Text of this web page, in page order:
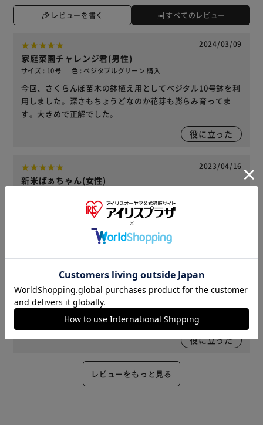
レビューを書く すべてのレビュー
2024/03/09
家庭菜園チャレンジ君(男性)
サイズ : 10号 ｜ 色 : ベジタブルグリーン 購入
今回、さくらんぼ苗木の鉢植え用としてベジタル10号鉢を利
用しました。深さもちょうどなのか花芽も膨らみ育ってま
す。大きめで正解でした。
役に立った
2023/04/16
新米ばぁちゃん(女性)
家庭菜園用に購入しました。軽くて深さもあり、使い易そう
です。何より安くて助かります。
2023/03/12
チェリー(女性)
サイズ : 10号 ｜ 色 : ベジタブルグリーン 購入
ディルが冬越ししてベランダで元気いっぱい育っています
役に立った
レビューをもっと見る